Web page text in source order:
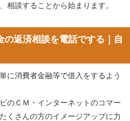
相談することから始まります。
の返済相談を電話でする｜自
に消費者金融等で借入をするよう
のＣＭ・インターネットのコマー
くさんの方のイメージアップに力